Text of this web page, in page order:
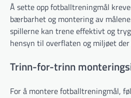
Å sette opp fotballtreningmål
bærbarhet og montering av
spillerne kan trene effektivt og
hensyn til overflaten og miljøet
Trinn-for-trinn
For å montere fotballtreningmål,